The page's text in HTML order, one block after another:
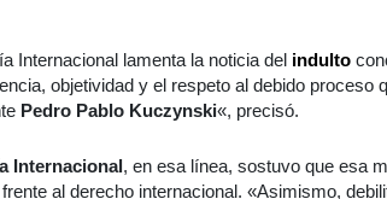
Internacional lamenta la noticia del indulto
objetividad y el respeto al debido proceso
Pedro Pablo Kuczynski«, precisó.
Internacional, en esa línea, sostuvo que esa
al derecho internacional. «Asimismo,